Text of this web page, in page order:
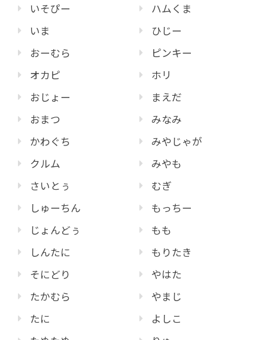
いそぴー
いま
おーむら
オカピ
おじょー
おまつ
かわぐち
クルム
さいとぅ
しゅーちん
じょんどぅ
しんたに
そにどり
たかむら
たに
ハムくま
ひじー
ピンキー
ホリ
まえだ
みなみ
みやじゃが
みやも
むぎ
もっちー
もも
もりたき
やはた
やまじ
よしこ